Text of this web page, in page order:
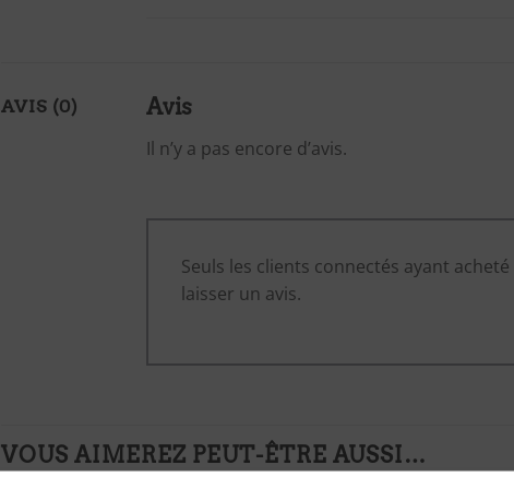
AVIS (0) Avis
Il n’y a pas encore d’avis.
Seuls les clients connectés ayant
laisser un avis.
VOUS AIMEREZ PEUT-ÊTRE AUSSI…